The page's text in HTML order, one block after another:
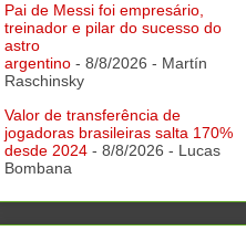
Pai de Messi foi empresário,
treinador e pilar do sucesso do
astro
argentino - 8/8/2026 - Martín
Raschinsky
Valor de transferência de
jogadoras brasileiras salta 170%
desde 2024 - 8/8/2026 - Lucas
Bombana